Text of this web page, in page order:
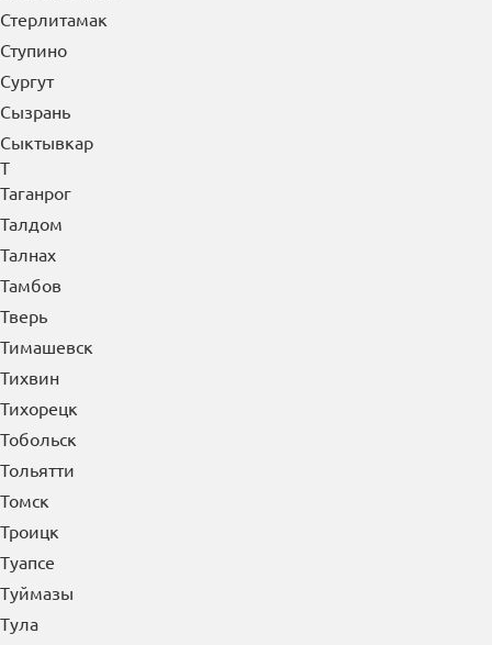
Стерлитамак
Ступино
Сургут
Сызрань
Сыктывкар
Т
Таганрог
Талдом
Талнах
Тамбов
Тверь
Тимашевск
Тихвин
Тихорецк
Тобольск
Тольятти
Томск
Троицк
Туапсе
Туймазы
Тула